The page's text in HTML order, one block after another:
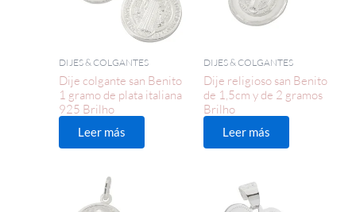
DIJES & COLGANTES
Dije colgante san Benito
1 gramo de plata italiana
925 Brilho
Leer más
DIJES & COLGANTES
Dije religioso san Benito
de 1,5cm y de 2 gramos
Brilho
Leer más